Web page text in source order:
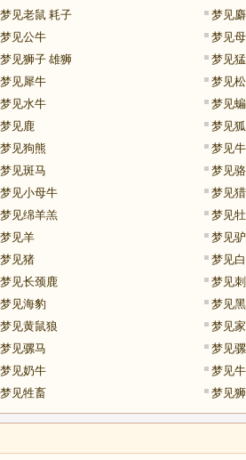
梦见老鼠 耗子
梦见
梦见公牛
梦见
梦见狮子 雄狮
梦见
梦见犀牛
梦见
梦见水牛
梦见
梦见鹿
梦见
梦见狗熊
梦见
梦见斑马
梦见
梦见小母牛
梦见
梦见绵羊羔
梦见
梦见羊
梦见
梦见猪
梦见
梦见长颈鹿
梦见
梦见海豹
梦见
梦见黄鼠狼
梦见
梦见骡马
梦见
梦见奶牛
梦见牛
梦见牲畜 梦见